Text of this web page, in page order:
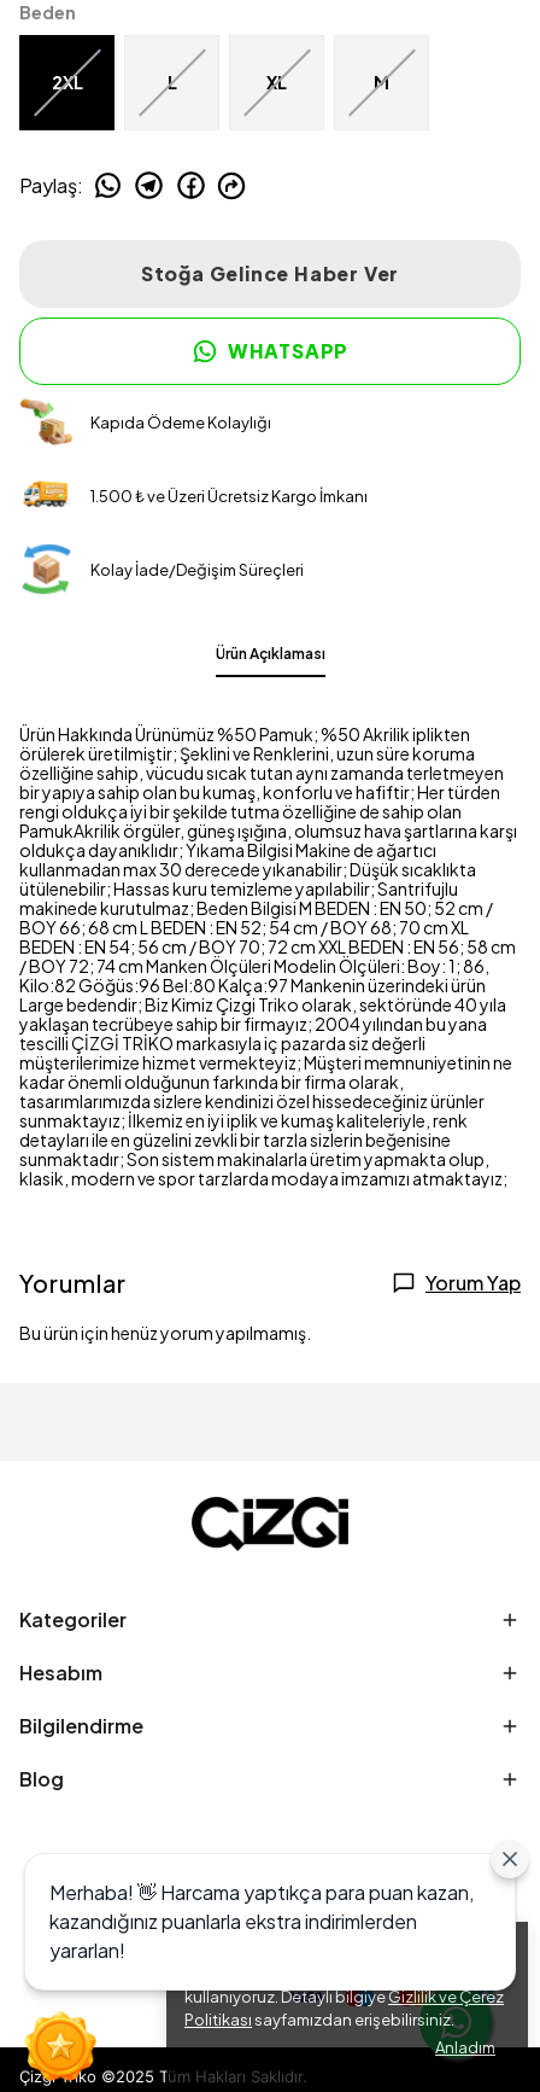
kullanıyoruz. Detaylı bilgiyeGizlilik ve Çerez
Politikasısayfamızdan erişebilirsiniz.
Anladım
Beden
2XL L XL M
Paylaş:
Stoğa Gelince Haber Ver
WHATSAPP
Kapıda Ödeme Kolaylığı
1.500 ₺ ve Üzeri Ücretsiz Kargo İmkanı
Kolay İade/Değişim Süreçleri
Ürün Açıklaması
Ürün Hakkında Ürünümüz %50 Pamuk; %50 Akrilik iplikten
örülerek üretilmiştir; Şeklini ve Renklerini, uzun süre koruma
özelliğine sahip, vücudu sıcak tutan aynı zamanda terletmeyen
bir yapıya sahip olan bu kumaş, konforlu ve hafiftir; Her türden
rengi oldukça iyi bir şekilde tutma özelliğine de sahip olan
PamukAkrilik örgüler, güneş ışığına, olumsuz hava şartlarına karşı
oldukça dayanıklıdır; Yıkama Bilgisi Makine de ağartıcı
kullanmadan max 30 derecede yıkanabilir; Düşük sıcaklıkta
ütülenebilir; Hassas kuru temizleme yapılabilir; Santrifujlu
makinede kurutulmaz; Beden Bilgisi M BEDEN : EN 50; 52 cm /
BOY 66; 68 cm L BEDEN : EN 52; 54 cm / BOY 68; 70 cm XL
BEDEN : EN 54; 56 cm / BOY 70; 72 cm XXL BEDEN : EN 56; 58 cm
/ BOY 72; 74 cm Manken Ölçüleri Modelin Ölçüleri: Boy: 1; 86,
Kilo:82 Göğüs:96 Bel:80 Kalça:97 Mankenin üzerindeki ürün
Large bedendir; Biz Kimiz Çizgi Triko olarak, sektöründe 40 yıla
yaklaşan tecrübeye sahip bir firmayız; 2004 yılından bu yana
tescilli ÇİZGİ TRİKO markasıyla iç pazarda siz değerli
müşterilerimize hizmet vermekteyiz; Müşteri memnuniyetinin ne
kadar önemli olduğunun farkında bir firma olarak,
tasarımlarımızda sizlere kendinizi özel hissedeceğiniz ürünler
sunmaktayız; İlkemiz en iyi iplik ve kumaş kaliteleriyle, renk
detayları ile en güzelini zevkli bir tarzla sizlerin beğenisine
sunmaktadır; Son sistem makinalarla üretim yapmakta olup,
klasik, modern ve spor tarzlarda modaya imzamızı atmaktayız;
Yorumlar Yorum Yap
Bu ürün için henüz yorum yapılmamış.
Kategoriler
Hesabım
Bilgilendirme
Blog
Çizgi Triko ©2025 Tüm Hakları Saklıdır.
Merhaba! 👋 Harcama yaptıkça para puan kazan,
kazandığınız puanlarla ekstra indirimlerden
yararlan!